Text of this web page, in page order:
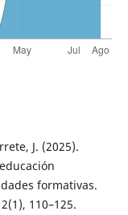
J. (2025).
formativas.
110–125.